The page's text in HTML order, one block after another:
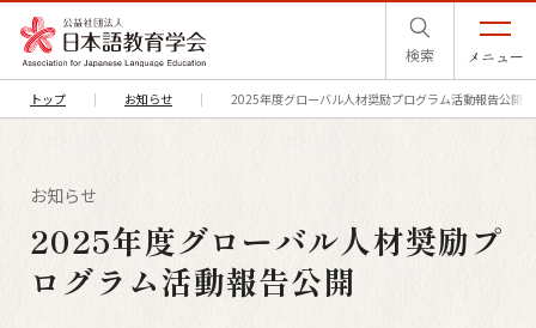
検索 メニュー
トップ お知らせ 2025年度グローバル人材奨励プログラム活動報告公開
お知らせ
2025年度グローバル人材奨励プ
ログラム活動報告公開